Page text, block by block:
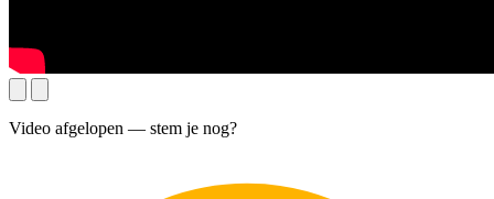
Video afgelopen — stem je nog?